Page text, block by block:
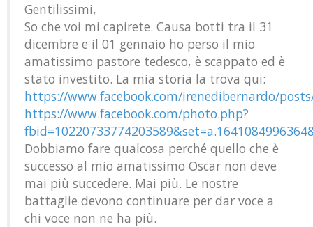
Gentilissimi,
So che voi mi capirete. Causa botti tra il 31
dicembre e il 01 gennaio ho perso il mio
amatissimo pastore tedesco, è scappato ed è
stato investito. La mia storia la trova qui:
https://www.facebook.com/irenedibernardo/
https://www.facebook.com/photo.php?
Dobbiamo fare qualcosa perché quello che è
successo al mio amatissimo Oscar non deve
mai più succedere. Mai più. Le nostre
battaglie devono continuare per dar voce a
chi voce non ne ha più.